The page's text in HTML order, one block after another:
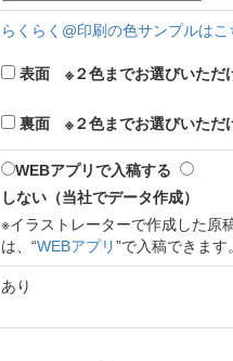
らくらく@印刷の色サンプルはこ
表面 ※２色までお選びいただ
裏面 ※２色までお選びいただ
WEBアプリで入稿する
しない（当社でデータ作成）
※イラストレーターで作成した原
は、“WEBアプリ”で入稿できます。
あり